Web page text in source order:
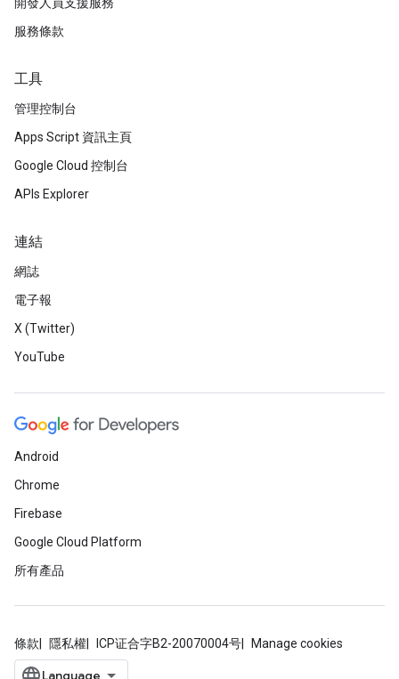
服務條款
工具
管理控制台
Apps Script 資訊主頁
Google Cloud 控制台
APIs Explorer
連結
網誌
電子報
X (Twitter)
YouTube
Android
Chrome
Firebase
Google Cloud Platform
所有產品
條款 隱私權 ICP证合字B2-20070004号 Manage cookies